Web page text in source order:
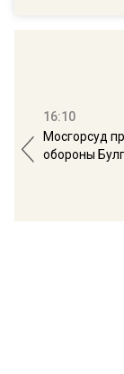
16:10
Мосгорсуд
обороны